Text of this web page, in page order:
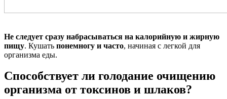
Не следует сразу набрасываться на калорийную и жирную
пищу. Кушать понемногу и часто, начиная с легкой для
организма еды.
Способствует ли голодание очищению
организма от токсинов и шлаков?